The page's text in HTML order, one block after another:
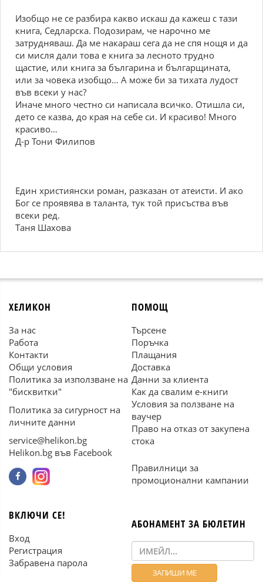
Изобщо не се разбира какво искаш да кажеш с тази
книга, Седларска. Подозирам, че нарочно ме
затрудняваш. Да ме накараш сега да не спя нощя и да
си мисля дали това е книга за лесното трудно
щастие, или книга за българина и българщината,
или за човека изобщо… А може би за тихата лудост
във всеки у нас?
Иначе много честно си написала всичко. Отишла си,
дето се казва, до края на себе си. И красиво! Много
красиво…
Д-р Тони Филипов
Един християнски роман, разказан от атеисти. И ако
Бог се проявява в таланта, тук той присъства във
всеки ред.
Таня Шахова
ХЕЛИКОН
За нас
Работа
Контакти
Общи условия
Политика за използване на
"бисквитки"
Политика за сигурност на
личните данни
service@helikon.bg
Helikon.bg във Facebook
ПОМОЩ
Търсене
Поръчка
Плащания
Доставка
Данни за клиента
Как да свалим е-книги
Условия за ползване на
ваучер
Право на отказ от закупена
стока
Правилници за
промоционални кампании
ВКЛЮЧИ СЕ!
Вход
Регистрация
Забравена парола
АБОНАМЕНТ ЗА БЮЛЕТИН